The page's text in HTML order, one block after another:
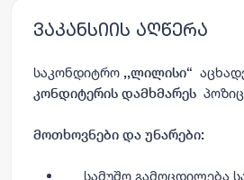
ვაკანსიის აღწერა
საკონდიტრო ,,ლილისი“
კონდიტერის დამხმარეს
მოთხოვნები და უნარები:
სამუშო გამოცდილება